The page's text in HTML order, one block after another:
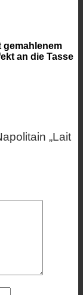
gemahlenem
an die Tasse
„Lait